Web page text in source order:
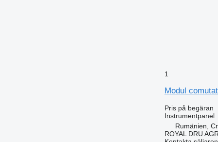
1
Modul
Pris på begäran
Instrumentpanel
Rumänien,
ROYAL DRU